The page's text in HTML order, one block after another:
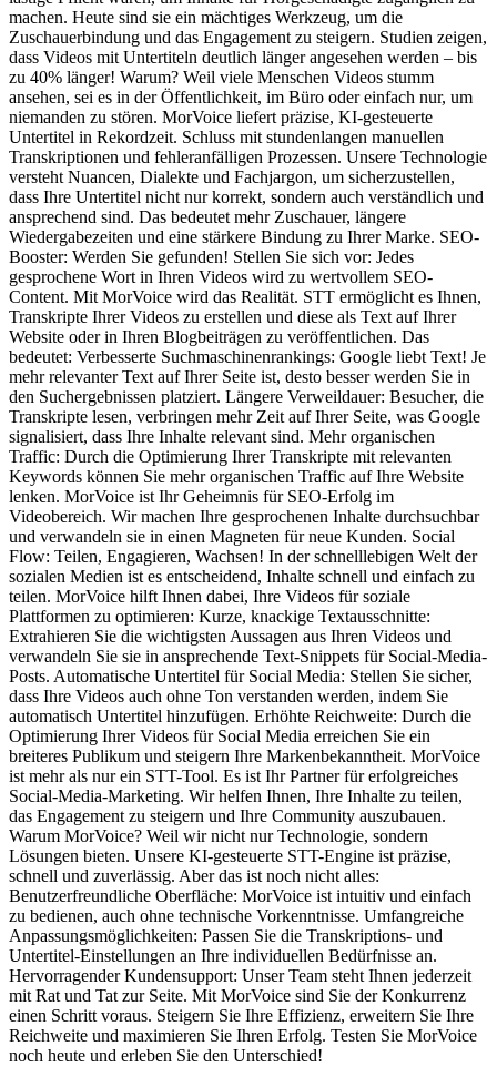
machen. Heute sind sie ein mächtiges Werkzeug, um die
Zuschauerbindung und das Engagement zu steigern. Studien zeigen,
dass Videos mit Untertiteln deutlich länger angesehen werden – bis
zu 40% länger! Warum? Weil viele Menschen Videos stumm
ansehen, sei es in der Öffentlichkeit, im Büro oder einfach nur, um
niemanden zu stören. MorVoice liefert präzise, KI-gesteuerte
Untertitel in Rekordzeit. Schluss mit stundenlangen manuellen
Transkriptionen und fehleranfälligen Prozessen. Unsere Technologie
versteht Nuancen, Dialekte und Fachjargon, um sicherzustellen,
dass Ihre Untertitel nicht nur korrekt, sondern auch verständlich und
ansprechend sind. Das bedeutet mehr Zuschauer, längere
Wiedergabezeiten und eine stärkere Bindung zu Ihrer Marke. SEO-
Booster: Werden Sie gefunden! Stellen Sie sich vor: Jedes
gesprochene Wort in Ihren Videos wird zu wertvollem SEO-
Content. Mit MorVoice wird das Realität. STT ermöglicht es Ihnen,
Transkripte Ihrer Videos zu erstellen und diese als Text auf Ihrer
Website oder in Ihren Blogbeiträgen zu veröffentlichen. Das
bedeutet: Verbesserte Suchmaschinenrankings: Google liebt Text! Je
mehr relevanter Text auf Ihrer Seite ist, desto besser werden Sie in
den Suchergebnissen platziert. Längere Verweildauer: Besucher, die
Transkripte lesen, verbringen mehr Zeit auf Ihrer Seite, was Google
signalisiert, dass Ihre Inhalte relevant sind. Mehr organischen
Traffic: Durch die Optimierung Ihrer Transkripte mit relevanten
Keywords können Sie mehr organischen Traffic auf Ihre Website
lenken. MorVoice ist Ihr Geheimnis für SEO-Erfolg im
Videobereich. Wir machen Ihre gesprochenen Inhalte durchsuchbar
und verwandeln sie in einen Magneten für neue Kunden. Social
Flow: Teilen, Engagieren, Wachsen! In der schnelllebigen Welt der
sozialen Medien ist es entscheidend, Inhalte schnell und einfach zu
teilen. MorVoice hilft Ihnen dabei, Ihre Videos für soziale
Plattformen zu optimieren: Kurze, knackige Textausschnitte:
Extrahieren Sie die wichtigsten Aussagen aus Ihren Videos und
verwandeln Sie sie in ansprechende Text-Snippets für Social-Media-
Posts. Automatische Untertitel für Social Media: Stellen Sie sicher,
dass Ihre Videos auch ohne Ton verstanden werden, indem Sie
automatisch Untertitel hinzufügen. Erhöhte Reichweite: Durch die
Optimierung Ihrer Videos für Social Media erreichen Sie ein
breiteres Publikum und steigern Ihre Markenbekanntheit. MorVoice
ist mehr als nur ein STT-Tool. Es ist Ihr Partner für erfolgreiches
Social-Media-Marketing. Wir helfen Ihnen, Ihre Inhalte zu teilen,
das Engagement zu steigern und Ihre Community auszubauen.
Warum MorVoice? Weil wir nicht nur Technologie, sondern
Lösungen bieten. Unsere KI-gesteuerte STT-Engine ist präzise,
schnell und zuverlässig. Aber das ist noch nicht alles:
Benutzerfreundliche Oberfläche: MorVoice ist intuitiv und einfach
zu bedienen, auch ohne technische Vorkenntnisse. Umfangreiche
Anpassungsmöglichkeiten: Passen Sie die Transkriptions- und
Untertitel-Einstellungen an Ihre individuellen Bedürfnisse an.
Hervorragender Kundensupport: Unser Team steht Ihnen jederzeit
mit Rat und Tat zur Seite. Mit MorVoice sind Sie der Konkurrenz
einen Schritt voraus. Steigern Sie Ihre Effizienz, erweitern Sie Ihre
Reichweite und maximieren Sie Ihren Erfolg. Testen Sie MorVoice
noch heute und erleben Sie den Unterschied!